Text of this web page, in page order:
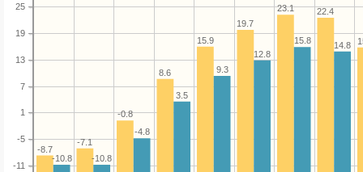
-11
-5
1
7
13
19
25
22.4
23.1
19.7
15.9
8.6
-0.8
-7.1
-8.7
14.8
15.8
12.8
9.3
3.5
-4.8
-10.8
-10.8